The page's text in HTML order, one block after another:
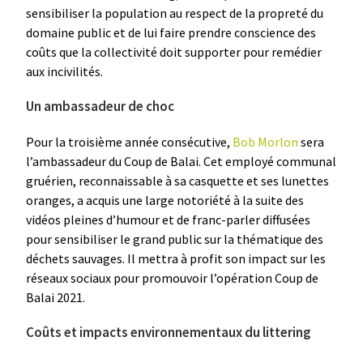
sensibiliser la population au respect de la propreté du
domaine public et de lui faire prendre conscience des
coûts que la collectivité doit supporter pour remédier
aux incivilités.
Un ambassadeur de choc
Pour la troisième année consécutive, Bob Morlon sera
l’ambassadeur du Coup de Balai. Cet employé communal
gruérien, reconnaissable à sa casquette et ses lunettes
oranges, a acquis une large notoriété à la suite des
vidéos pleines d’humour et de franc-parler diffusées
pour sensibiliser le grand public sur la thématique des
déchets sauvages. Il mettra à profit son impact sur les
réseaux sociaux pour promouvoir l’opération Coup de
Balai 2021.
Coûts et impacts environnementaux du littering